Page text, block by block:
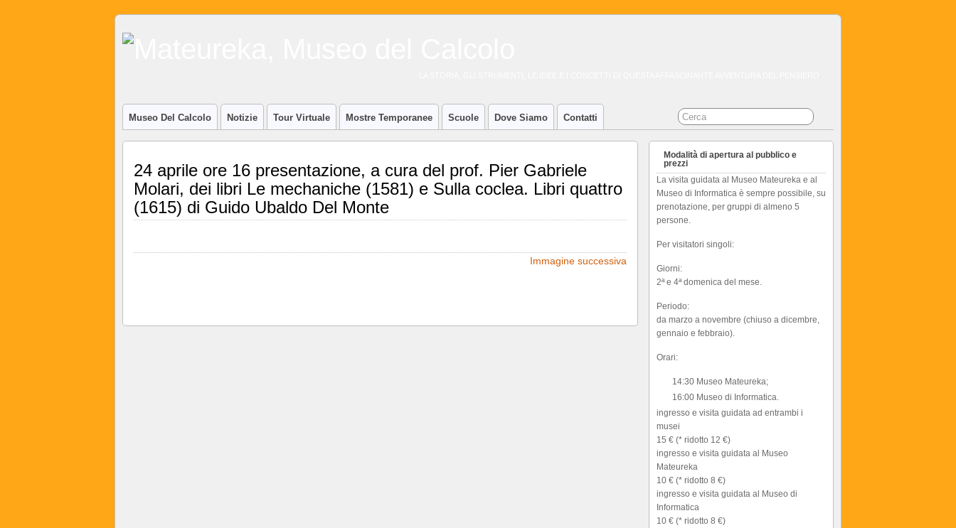
Museo Del Calcolo Notizie Tour Virtuale Mostre Temporanee Scuole Dove Siamo Contatti
24 aprile ore 16 presentazione, a cura del prof. Pier Gabriele
Molari, dei libri Le mechaniche (1581) e Sulla coclea. Libri quattro
(1615) di Guido Ubaldo Del Monte
Immagine successiva
Modalità di apertura al pubblico e
prezzi
La visita guidata al Museo Mateureka e al
Museo di Informatica è sempre possibile, su
prenotazione, per gruppi di almeno 5
persone.
Per visitatori singoli:
Giorni:
2ª e 4ª domenica del mese.
Periodo:
da marzo a novembre (chiuso a dicembre,
gennaio e febbraio).
Orari:
14:30 Museo Mateureka;
16:00 Museo di Informatica.
ingresso e visita guidata ad entrambi i
musei
15 € (* ridotto 12 €)
ingresso e visita guidata al Museo
Mateureka
10 € (* ridotto 8 €)
ingresso e visita guidata al Museo di
Informatica
10 € (* ridotto 8 €)